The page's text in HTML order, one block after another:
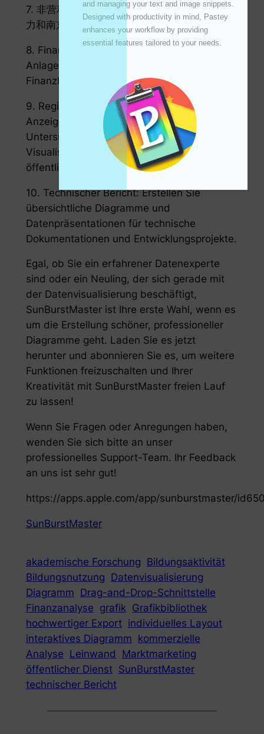
7. 非营利动事:设计有情动的设计来报定上海力
力和南京动事.
8. Finanzanalyse: Detailliertes Diagramm für
Anlagekombination, Markttrend und
Finanzbericht erstellt.
9. Regierung und öffentlicher Dienst:
Anzeige von Richtliniendaten, sozialen
Untersuchungen und
Visualisierungsergebnissen von Projekten im
öffentlichen Dienst.
10. Technischer Bericht: Erstellen Sie
übersichtliche Diagramme und
Datenpräsentationen für technische
Dokumentationen und Entwicklungsprojekte.
Egal, ob Sie ein erfahrener Datenexperte
sind oder ein Neuling, der sich gerade mit
der Datenvisualisierung beschäftigt,
SunBurstMaster ist Ihre erste Wahl, wenn es
um die Erstellung schöner, professioneller
Diagramme geht. Laden Sie es jetzt
herunter und abonnieren Sie es, um weitere
Funktionen freizuschalten und Ihrer
Kreativität mit SunBurstMaster freien Lauf
zu lassen!
Wenn Sie Fragen oder Anregungen haben,
wenden Sie sich bitte an unser
professionelles Support-Team. Ihr Feedback
an uns ist sehr gut!
https://apps.apple.com/app/sunburstmaster/
SunBurstMaster
akademische Forschung Bildungsaktivität
Bildungsnutzung Datenvisualisierung
Diagramm Drag-and-Drop-Schnittstelle
Finanzanalyse grafik Grafikbibliothek
hochwertiger Export individuelles Layout
interaktives Diagramm kommerzielle
Analyse Leinwand
Marktmarketing
öffentlicher Dienst SunBurstMaster
technischer Bericht
and managing your text and image snippets.
Designed with productivity in mind, Pastey
enhances your workflow by providing
essential features tailored to your needs.